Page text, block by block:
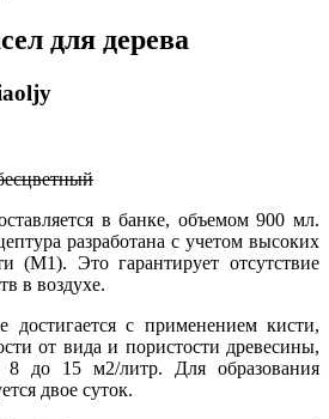
для дерева
в банке, объемом 900 мл.
разработана с учетом высоких
(М1). Это гарантирует отсутствие
в воздухе.
достигается с применением кисти,
от вида и пористости древесины,
8 до 15 м2/литр. Для образования
двое суток.